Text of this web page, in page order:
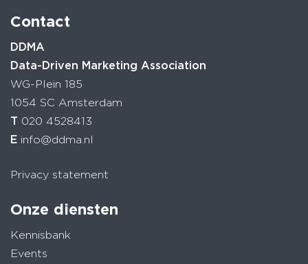
Contact
DDMA
Data-Driven Marketing Association
WG-Plein 185
1054 SC Amsterdam
T 020 4528413
E info@ddma.nl
Privacy statement
Onze diensten
Kennisbank
Events